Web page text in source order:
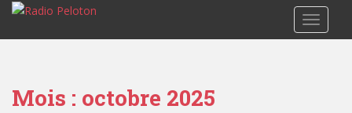
Mois : octobre 2025